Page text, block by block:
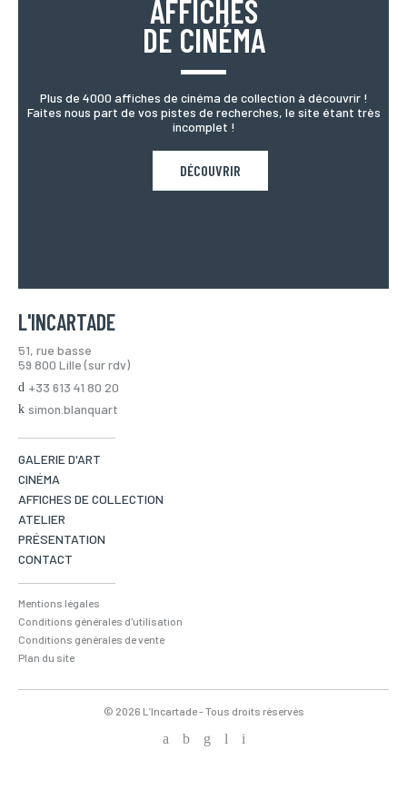
AFFICHES
DE CINÉMA
Plus de 4000 affiches de cinéma de collection à découvrir !
Faites nous part de vos pistes de recherches, le site étant très
incomplet !
DÉCOUVRIR
L'INCARTADE
51, rue basse
59 800 Lille (sur rdv)
+33 613 41 80 20
simon.blanquart
GALERIE D'ART
CINÉMA
AFFICHES DE COLLECTION
ATELIER
PRÉSENTATION
CONTACT
Mentions légales
Conditions générales d'utilisation
Conditions générales de vente
Plan du site
© 2026 L’Incartade - Tous droits réservés